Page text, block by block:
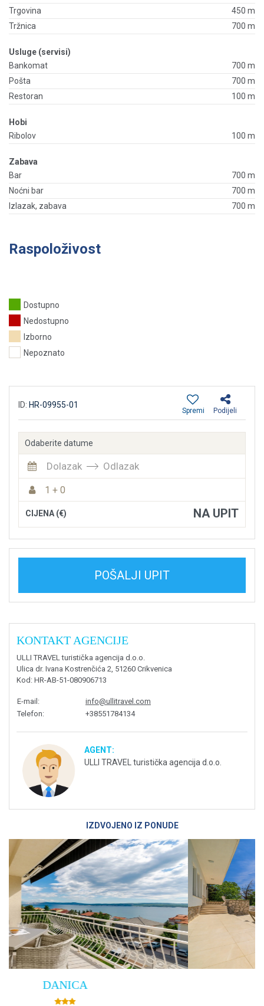
Trgovina
450 m
Tržnica
700 m
Usluge (servisi)
Bankomat
700 m
Pošta
700 m
Restoran
100 m
Hobi
Ribolov
100 m
Zabava
Bar
700 m
Noćni bar
700 m
Izlazak, zabava
700 m
Raspoloživost
Dostupno
Nedostupno
Izborno
Nepoznato
ID: HR-09955-01
Podijeli
Spremi
Odaberite datume
Dolazak Odlazak
1 + 0
CIJENA (€) NA UPIT
POŠALJI UPIT
KONTAKT AGENCIJE
ULLI TRAVEL turistička agencija d.o.o.
Ulica dr. Ivana Kostrenčića 2, 51260 Crikvenica
Kod : HR-AB-51-080906713
E-mail :
info@ullitravel.com
Telefon: +38551784134
AGENT:
ULLI TRAVEL turistička agencija d.o.o.
IZDVOJENO IZ PONUDE